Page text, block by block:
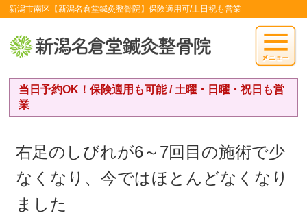
新潟市南区【新潟名倉堂鍼灸整骨院】保険適用可/土日祝も営業
当日予約OK！保険適用も可能 / 土曜・日曜・祝日も営
業
右足のしびれが6～7回目の施術で少
なくなり、今ではほとんどなくなり
ました